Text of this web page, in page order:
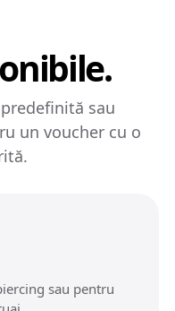
sau
un voucher cu o
sau pentru